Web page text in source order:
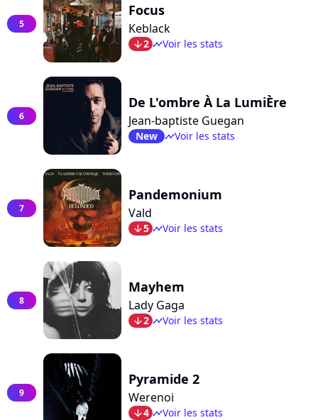
5
Focus
Keblack
arrow_bot2 timelineVoir les stats
6
De L'ombre À La LumiÈre
Jean-baptiste Guegan
New timelineVoir les stats
7
Pandemonium
Vald
arrow_bot5 timelineVoir les stats
8
Mayhem
Lady Gaga
arrow_bot2 timelineVoir les stats
9
Pyramide 2
Werenoi
arrow_bot4 timelineVoir les stats